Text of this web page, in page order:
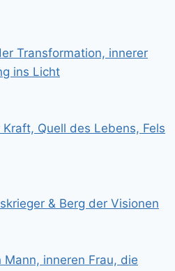
Transformation, innerer
ins Licht
Quell des Lebens, Fels
& Berg der Visionen
Mann, inneren Frau, die